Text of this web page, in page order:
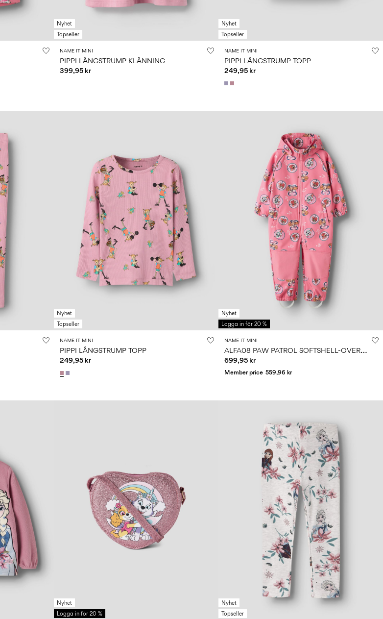
Nyhet
Topseller
NAME IT MINI
PIPPI LÅNGSTRUMP KLÄNNING
399,95 kr
Nyhet
Topseller
NAME IT MINI
PIPPI LÅNGSTRUMP TOPP
249,95 kr
Nyhet
Topseller
NAME IT MINI
PIPPI LÅNGSTRUMP TOPP
249,95 kr
Nyhet
Logga in för 20 %
NAME IT MINI
A
LFA08 PAW PATROL SOFTSHELL-OVERALL
699,95 kr
Member price 559,96 kr
Nyhet
Logga in för 20 %
Nyhet
Topseller